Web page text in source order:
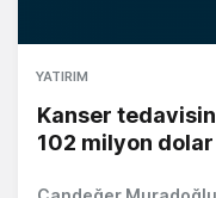
YATIRIM
Kanser
102 milyon dolar